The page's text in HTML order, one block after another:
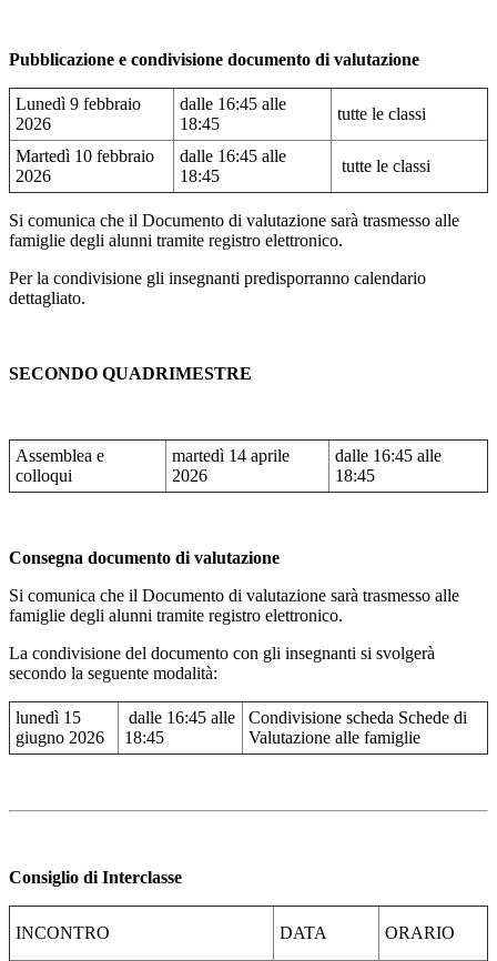
Pubblicazione e condivisione documento di valutazione
Lunedì 9 febbraio
2026
dalle 16:45 alle
18:45
tutte le classi
Martedì 10 febbraio
2026
dalle 16:45 alle
18:45
tutte le classi
Si comunica che il Documento di valutazione sarà trasmesso alle
famiglie degli alunni tramite registro elettronico.
Per la condivisione gli insegnanti predisporranno calendario
dettagliato.
SECONDO QUADRIMESTRE
Assemblea e
colloqui
martedì 14 aprile
2026
dalle 16:45 alle
18:45
Consegna documento di valutazione
Si comunica che il Documento di valutazione sarà trasmesso alle
famiglie degli alunni tramite registro elettronico.
La condivisione del documento con gli insegnanti si svolgerà
secondo la seguente modalità:
lunedì 15
giugno 2026
dalle 16:45 alle
18:45
Condivisione scheda Schede di
Valutazione alle famiglie
Consiglio di Interclasse
INCONTRO DATA ORARIO